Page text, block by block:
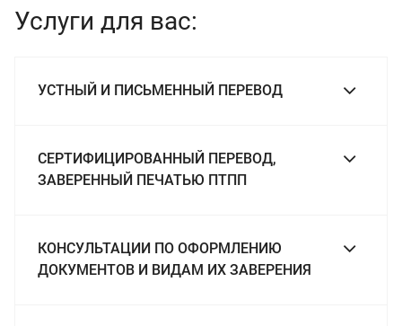
Услуги для вас:
УСТНЫЙ И ПИСЬМЕННЫЙ ПЕРЕВОД
СЕРТИФИЦИРОВАННЫЙ ПЕРЕВОД,
ЗАВЕРЕННЫЙ ПЕЧАТЬЮ ПТПП
КОНСУЛЬТАЦИИ ПО ОФОРМЛЕНИЮ
ДОКУМЕНТОВ И ВИДАМ ИХ ЗАВЕРЕНИЯ